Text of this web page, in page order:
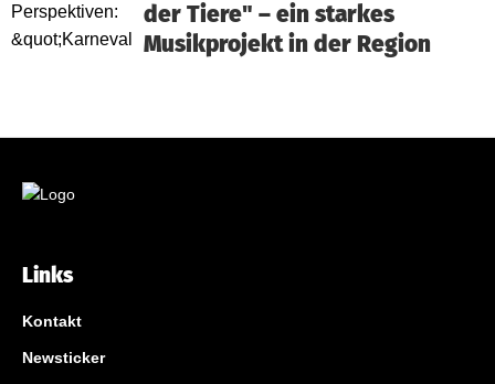
der Tiere" – ein starkes
Musikprojekt in der Region
Links
Kontakt
Newsticker